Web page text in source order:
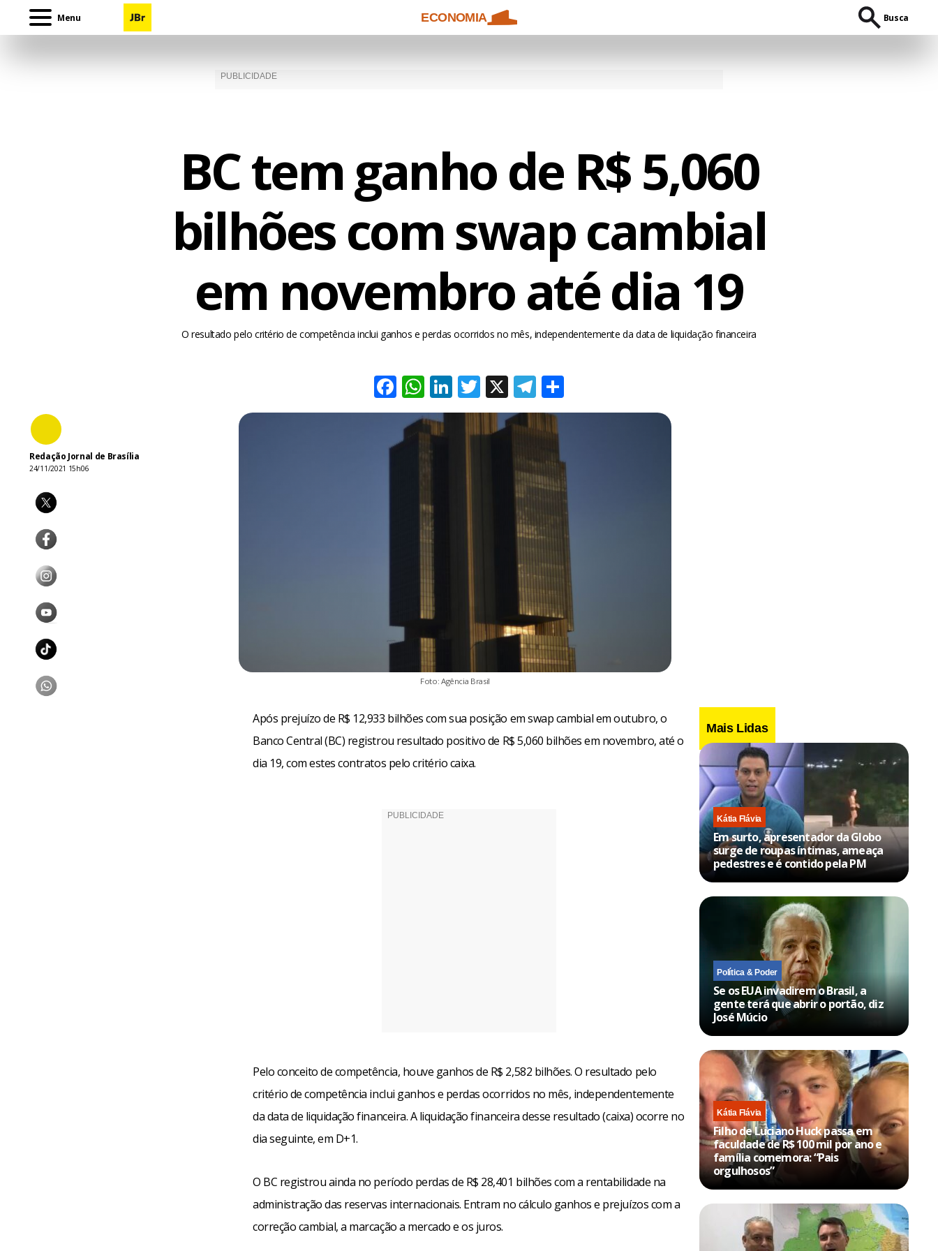
Menu ECONOMIA Busca
BC tem ganho de R$ 5,060
bilhões com swap cambial
em novembro até dia 19
O resultado pelo critério de competência inclui ganhos e perdas ocorridos no mês, independentemente da data de liquidação financeira
Facebook
WhatsApp
LinkedIn
Twitter
X Telegram
Redação Jornal de Brasília
24/11/2021 15h06
Foto: Agência Brasil
Após prejuízo de R$ 12,933 bilhões com sua posição em swap cambial em outubro, o
Banco Central (BC) registrou resultado positivo de R$ 5,060 bilhões em novembro, até o
dia 19, com estes contratos pelo critério caixa.
Pelo conceito de competência, houve ganhos de R$ 2,582 bilhões. O resultado pelo
critério de competência inclui ganhos e perdas ocorridos no mês, independentemente
da data de liquidação financeira. A liquidação financeira desse resultado (caixa) ocorre no
dia seguinte, em D+1.
O BC registrou ainda no período perdas de R$ 28,401 bilhões com a rentabilidade na
administração das reservas internacionais. Entram no cálculo ganhos e prejuízos com a
correção cambial, a marcação a mercado e os juros.
Mais Lidas
Kátia Flávia
Em surto, apresentador da Globo
surge de roupas íntimas, ameaça
pedestres e é contido pela PM
Política & Poder
Se os EUA invadirem o Brasil, a
gente terá que abrir o portão, diz
José Múcio
Kátia Flávia
Filho de Luciano Huck passa em
faculdade de R$ 100 mil por ano e
família comemora: “Pais
orgulhosos”